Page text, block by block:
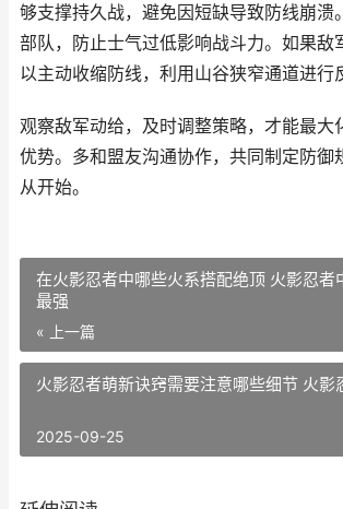
够支撑持久战，避免因短缺导致防线崩溃
部队，防止士气过低影响战斗力。如果敌
以主动收缩防线，利用山谷狭窄通道进行
观察敌军动给，及时调整策略，才能最大
优势。多和盟友沟通协作，共同制定防御
从开始。
在火影忍者中哪些火系搭配绝顶 火影忍者
最强
« 上一篇
火影忍者萌新诀窍需要注意哪些细节 火影
2025-09-25